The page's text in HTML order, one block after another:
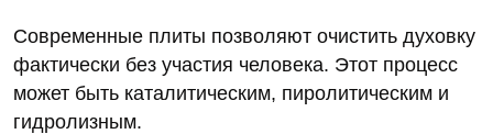
Современные плиты позволяют очистить духовку
фактически без участия человека. Этот процесс
может быть каталитическим, пиролитическим и
гидролизным.